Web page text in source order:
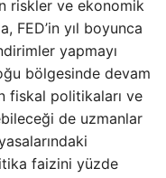
riskler ve ekonomik
FED’in yıl boyunca
yapmayı
bölgesinde devam
fiskal politikaları ve
de uzmanlar
faizini yüzde